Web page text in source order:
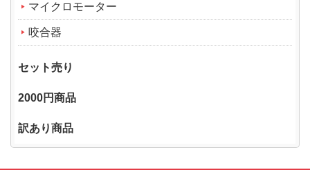
マイクロモーター
咬合器
セット売り
2000円商品
訳あり商品